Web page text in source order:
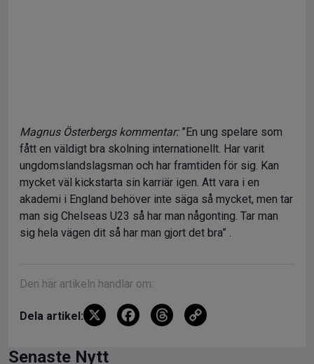
Magnus Österbergs kommentar:”En ung spelare som
fått en väldigt bra skolning internationellt. Har varit
ungdomslandslagsman och har framtiden för sig. Kan
mycket väl kickstarta sin karriär igen. Att vara i en
akademi i England behöver inte säga så mycket, men tar
man sig Chelseas U23 så har man någonting. Tar man
sig hela vägen dit så har man gjort det bra” .
Den här artikeln handlar om:
Dela artikel: X
F
T
Senaste Nytt